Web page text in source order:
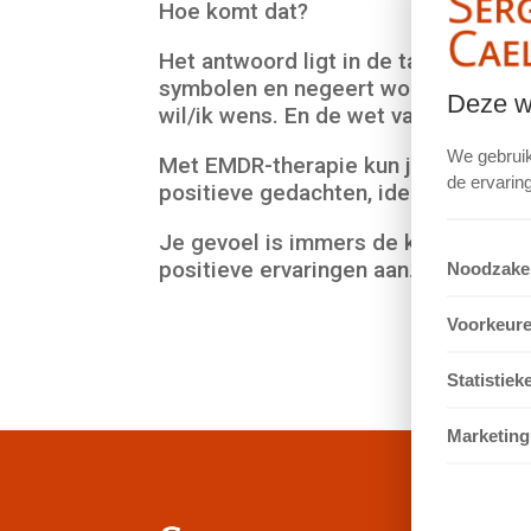
Hoe komt dat?
Het antwoord ligt in de taal van je
symbolen en negeert woorden als
wil/ik wens. En de wet van de
Met EMDR-therapie kun je
positieve gedachten, ideeën en
Je gevoel is immers de klankkast
positieve ervaringen aan.
Deze
We
de
Marketing